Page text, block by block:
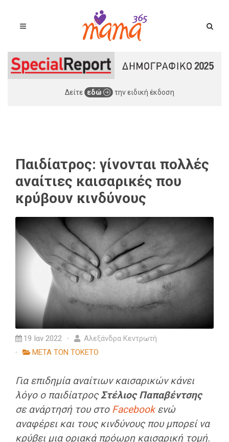
Δείτε εδώ την ειδική έκδοση
Παιδίατρος: γίνονται πολλές
αναίτιες καισαρικές που
κρύβουν κινδύνους
19 Ιαν 2022
Αλεξάνδρα Κεντρωτή
ΜΕΤΑ ΤΟΝ ΤΟΚΕΤΟ
Για επιδημία αναίτιων καισαρικών κάνει
λόγο ο παιδίατροςΣτέλιος Παπαβέντσης
σε ανάρτησή του στο Facebookενώ
αναφέρει και τους κινδύνους που μπορεί να
κρύβει μια οριακά πρόωρη καισαρική τομή.